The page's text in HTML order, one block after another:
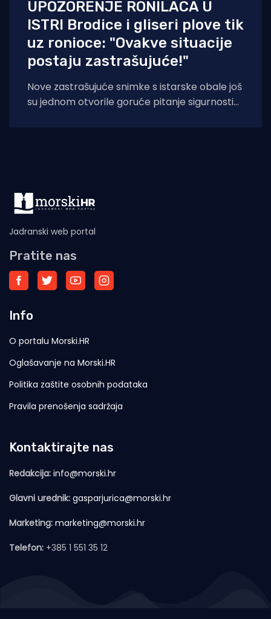
UPOZORENJE RONILACA U
ISTRI Brodice i gliseri plove tik
uz ronioce: "Ovakve situacije
postaju zastrašujuće!"
Nove zastrašujuće snimke s istarske obale još
su jednom otvorile goruće pitanje sigurnosti
Jadranski web portal
Pratite nas
Info
O portalu Morski.HR
Oglašavanje na Morski.HR
Politika zaštite osobnih podataka
Pravila prenošenja sadržaja
Kontaktirajte nas
Redakcija: info@morski.hr
Glavni urednik: gasparjurica@morski.hr
Marketing: marketing@morski.hr
Telefon: +385 1 551 35 12